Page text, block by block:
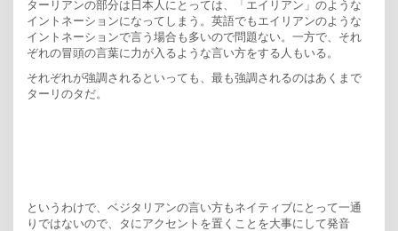
ターリアンの部分は日本人にとっては、「エイリアン」のような
イントネーションになってしまう。英語でもエイリアンのような
イントネーションで言う場合も多いので問題ない。一方で、それ
ぞれの冒頭の言葉に力が入るような言い方をする人もいる。
それぞれが強調されるといっても、最も強調されるのはあくまで
ターリのタだ。
というわけで、ベジタリアンの言い方もネイティブにとって一通
りではないので、タにアクセントを置くことを大事にして発音